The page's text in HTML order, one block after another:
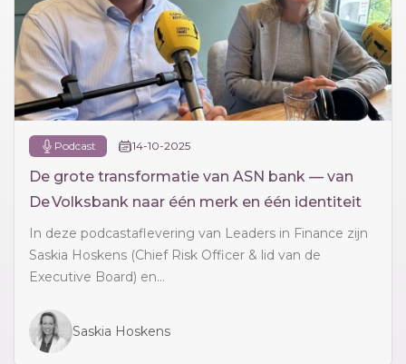
Podcast 14-10-2025
De grote transformatie van ASN bank — van
De Volksbank naar één merk en één identiteit
In deze podcastaflevering van Leaders in Finance zijn
Saskia Hoskens (Chief Risk Officer & lid van de
Executive Board) en...
Saskia Hoskens